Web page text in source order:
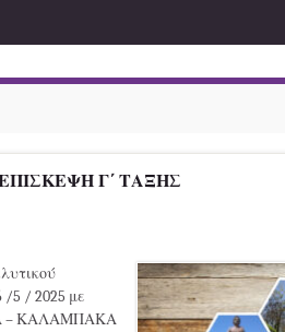
Γ΄ ΤΑΞΗΣ
/5 / 2025 με
– ΚΑΛΑΜΠΑΚΑ